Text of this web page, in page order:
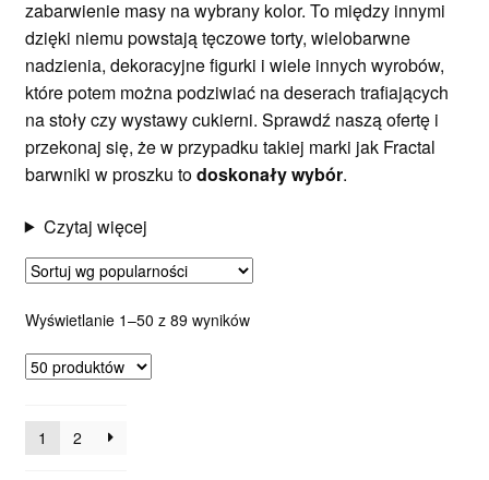
zabarwienie masy na wybrany kolor. To między innymi
dzięki niemu powstają tęczowe torty, wielobarwne
nadzienia, dekoracyjne figurki i wiele innych wyrobów,
które potem można podziwiać na deserach trafiających
na stoły czy wystawy cukierni. Sprawdź naszą ofertę i
przekonaj się, że w przypadku takiej marki jak Fractal
barwniki w proszku todoskonały wybór.
Czytaj więcej
Wyświetlanie 1–50 z 89 wynikówPosortowane
1 2